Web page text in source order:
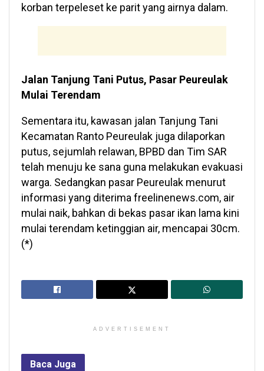
korban terpeleset ke parit yang airnya dalam.
Jalan Tanjung Tani Putus, Pasar Peureulak
Mulai Terendam
Sementara itu, kawasan jalan Tanjung Tani
Kecamatan Ranto Peureulak juga dilaporkan
putus, sejumlah relawan, BPBD dan Tim SAR
telah menuju ke sana guna melakukan evakuasi
warga. Sedangkan pasar Peureulak menurut
informasi yang diterima freelinenews.com, air
mulai naik, bahkan di bekas pasar ikan lama kini
mulai terendam ketinggian air, mencapai 30cm.
(*)
ADVERTISEMENT
Baca Juga